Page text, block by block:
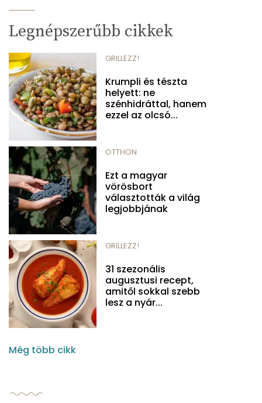
Legnépszerűbb cikkek
GRILLEZZ!
Krumpli és tészta
helyett: ne
szénhidráttal, hanem
ezzel az olcsó...
OTTHON
Ezt a magyar
vörösbort
választották a világ
legjobbjának
GRILLEZZ!
31 szezonális
augusztusi recept,
amitől sokkal szebb
lesz a nyár...
Még több cikk